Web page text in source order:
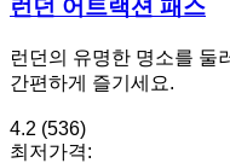
런던 어트랙션 패스
런던의 유명한 명소를 둘
간편하게 즐기세요.
4.2 (536)
최저가격: